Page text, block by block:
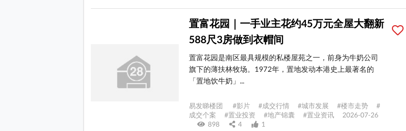
置富花园｜一手业主花约45万元全屋大翻新
588尺3房做到衣帽间
置富花园是南区最具规模的私楼屋苑之一，前身为牛奶公司
旗下的薄扶林牧场。1972年，置地发动本港史上最著名的
「置地饮牛奶」...
易发睇楼团 #影片 #成交行情 #城市发展 #楼市走势 #
成交个案 #置业投资 #地产锦囊 #置业资讯 2026-07-26
898
4 1